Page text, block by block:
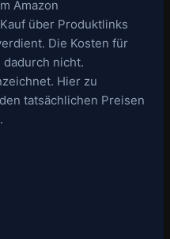
Amazon
über Produktlinks
Die Kosten für
nicht.
Hier zu
tatsächlichen Preisen